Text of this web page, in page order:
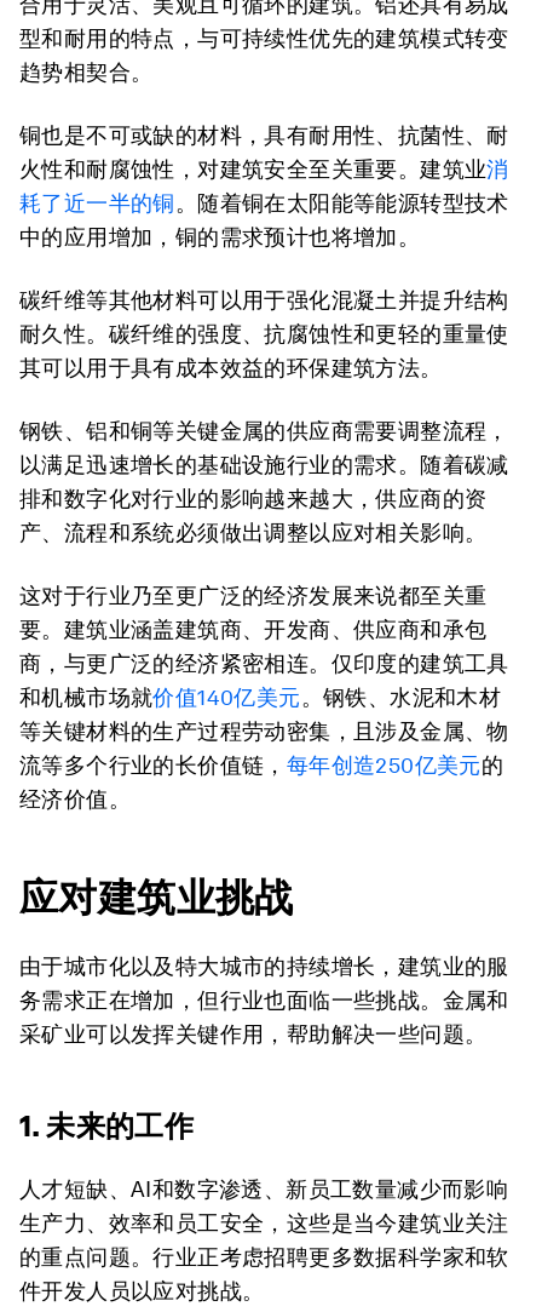
型和耐用的特点，与可持续性优先的建筑模式转变
趋势相契合。
铜也是不可或缺的材料，具有耐用性、抗菌性、耐
火性和耐腐蚀性，对建筑安全至关重要。建筑业消
耗了近一半的铜。随着铜在太阳能等能源转型技术
中的应用增加，铜的需求预计也将增加。
碳纤维等其他材料可以用于强化混凝土并提升结构
耐久性。碳纤维的强度、抗腐蚀性和更轻的重量使
其可以用于具有成本效益的环保建筑方法。
钢铁、铝和铜等关键金属的供应商需要调整流程，
以满足迅速增长的基础设施行业的需求。随着碳减
排和数字化对行业的影响越来越大，供应商的资
产、流程和系统必须做出调整以应对相关影响。
这对于行业乃至更广泛的经济发展来说都至关重
要。建筑业涵盖建筑商、开发商、供应商和承包
商，与更广泛的经济紧密相连。仅印度的建筑工具
和机械市场就价值140亿美元。钢铁、水泥和木材
等关键材料的生产过程劳动密集，且涉及金属、物
流等多个行业的长价值链， 每年创造250亿美元的
经济价值。
应对建筑业挑战
由于城市化以及特大城市的持续增长，建筑业的服
务需求正在增加，但行业也面临一些挑战。金属和
采矿业可以发挥关键作用，帮助解决一些问题。
1. 未来的工作
人才短缺、AI和数字渗透、新员工数量减少而影响
生产力、效率和员工安全，这些是当今建筑业关注
的重点问题。行业正考虑招聘更多数据科学家和软
件开发人员以应对挑战。